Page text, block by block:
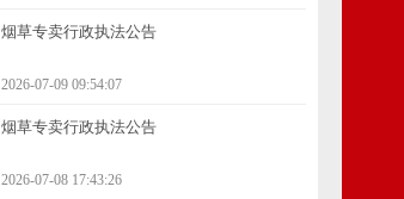
小伙傻眼：网上不是说不用怕吗？
空调24小时不关更省电？电力部门回应
2026-08-07 07:50:46
烟草专卖行政执法公告
2026-07-09 09:54:07
烟草专卖行政执法公告
2026-07-08 17:43:26